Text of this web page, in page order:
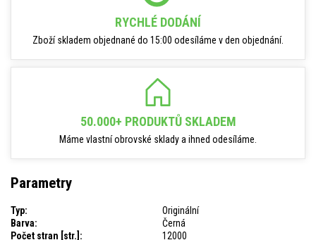
RYCHLÉ DODÁNÍ
Zboží skladem objednané do 15:00 odesíláme v den objednání.
50.000+ PRODUKTŮ SKLADEM
Máme vlastní obrovské sklady a ihned odesíláme.
Parametry
Typ:
Originální
Barva:
Černá
Počet stran [str.]:
12000